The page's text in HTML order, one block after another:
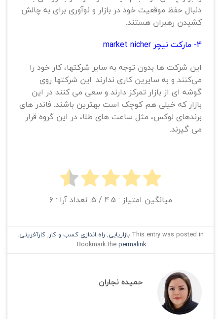
دنبال حفظ موقعیت خود در بازار و نوآوری برای به چالش
کشیدن رهبران هستند.
4- مارکت نیچر market nicher
این شرکت ها بدون توجه به سایر شرکتها، کار خود را
می‌کنند و به سایرین کاری ندارند. این شرکتها روی
گوشه ای از بازار تمرکز دارند و سعی می کنند در این
بازار که خیلی هم کوچک است بهترین باشند. فاندر های
برندهای لوکس، مثل ساعت های طلا، در این گروه قرار
می گیرند.
میانگین امتیاز : 4.5 / 5. تعداد آرا : 6
This entry was posted in بازاریابی, راه اندازی کسب و کار,کارآفرینی.
Bookmark thepermalink
.
حمیده نجاران